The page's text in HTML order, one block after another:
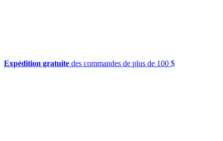
Expédition gratuite des commandes de plus de 100 $